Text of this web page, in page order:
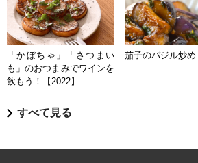
「かぼちゃ」「さつまい
も」のおつまみでワインを
飲もう！【2022】
茄子のバジル炒め
すべて見る